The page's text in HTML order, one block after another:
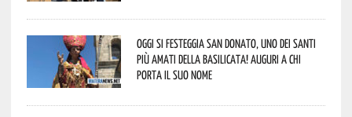
Oggi si festeggia San Donato, uno dei Santi
più amati della Basilicata! Auguri a chi
porta il suo nome